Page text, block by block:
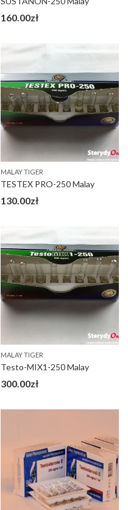
160.00zł
MALAY TIGER
TESTEX PRO-250 Malay
130.00zł
MALAY TIGER
Testo-MIX1-250 Malay
300.00zł